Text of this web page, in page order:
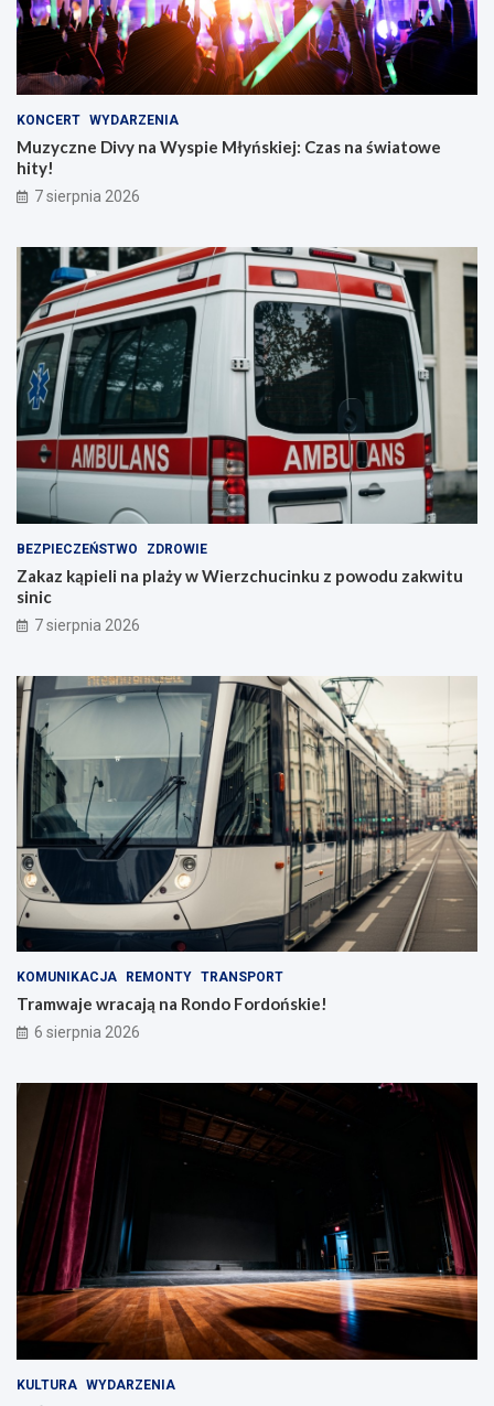
KONCERT WYDARZENIA
Muzyczne Divy na Wyspie Młyńskiej: Czas na światowe
hity!
7 sierpnia 2026
BEZPIECZEŃSTWO ZDROWIE
Zakaz kąpieli na plaży w Wierzchucinku z powodu zakwitu
sinic
7 sierpnia 2026
KOMUNIKACJA REMONTY TRANSPORT
Tramwaje wracają na Rondo Fordońskie!
6 sierpnia 2026
KULTURA WYDARZENIA